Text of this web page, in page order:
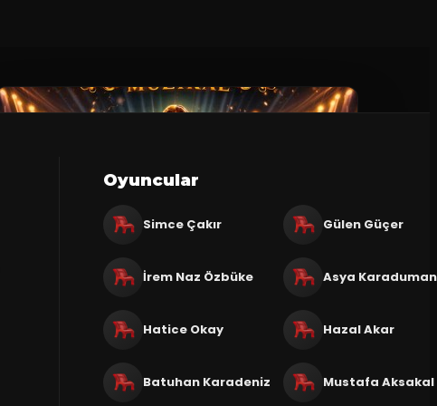
Oyuncular
Simce Çakır Gülen Güçer
İrem Naz Özbüke Asya Karaduman
Hatice Okay Hazal Akar
Batuhan Karadeniz Mustafa Aksakal